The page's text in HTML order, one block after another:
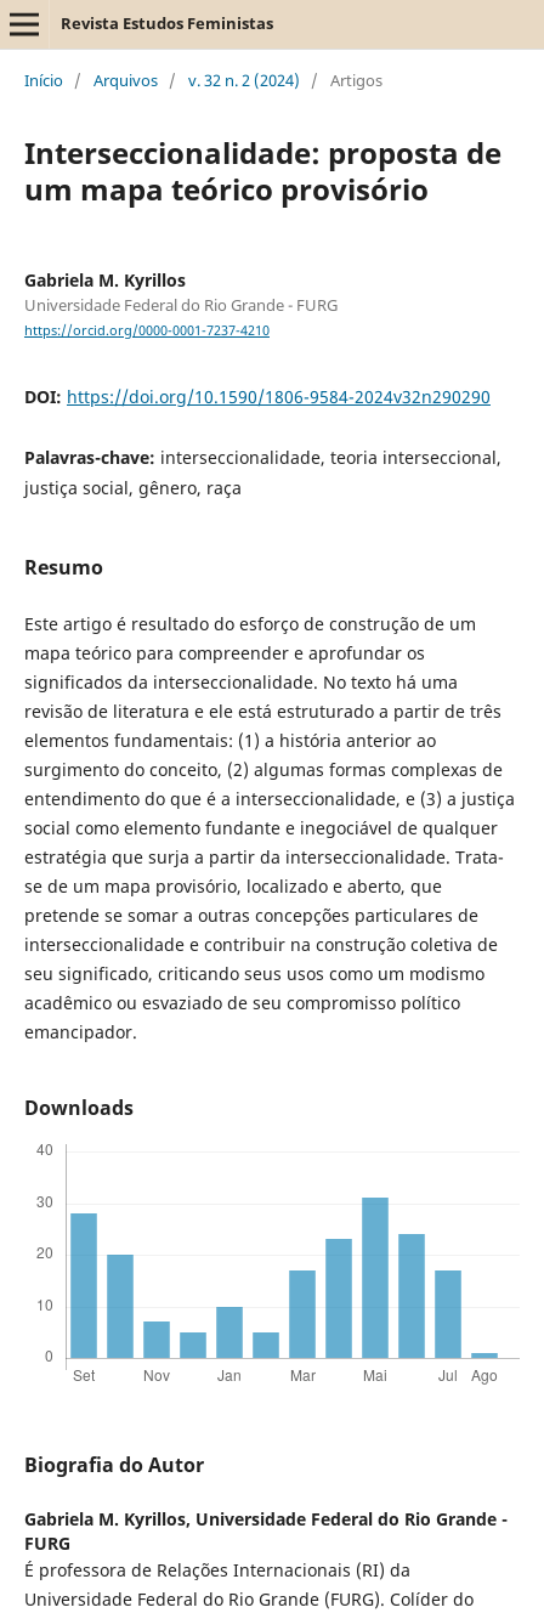
Revista Estudos Feministas
Início / Arquivos / v. 32 n. 2 (2024) / Artigos
Interseccionalidade: proposta de
um mapa teórico provisório
Gabriela M. Kyrillos
Universidade Federal do Rio Grande - FURG
https://orcid.org/0000-0001-7237-4210
DOI: https://doi.org/10.1590/1806-9584-2024v32n290290
Palavras-chave: interseccionalidade, teoria interseccional,
justiça social, gênero, raça
Resumo
Este artigo é resultado do esforço de construção de um
mapa teórico para compreender e aprofundar os
significados da interseccionalidade. No texto há uma
revisão de literatura e ele está estruturado a partir de três
elementos fundamentais: (1) a história anterior ao
surgimento do conceito, (2) algumas formas complexas de
entendimento do que é a interseccionalidade, e (3) a justiça
social como elemento fundante e inegociável de qualquer
estratégia que surja a partir da interseccionalidade. Trata-
se de um mapa provisório, localizado e aberto, que
pretende se somar a outras concepções particulares de
interseccionalidade e contribuir na construção coletiva de
seu significado, criticando seus usos como um modismo
acadêmico ou esvaziado de seu compromisso político
emancipador.
Downloads
Biografia do Autor
Gabriela M. Kyrillos, Universidade Federal do Rio Grande -
FURG
É professora de Relações Internacionais (RI) da
Universidade Federal do Rio Grande (FURG). Colíder do